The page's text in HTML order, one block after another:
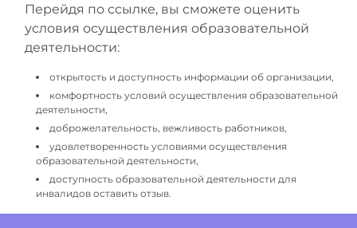
Перейдя по ссылке, вы сможете оценить
условия осуществления образовательной
деятельности:
открытость и доступность информации об организации,
комфортность условий осуществления образовательной
деятельности,
доброжелательность, вежливость работников,
удовлетворенность условиями осуществления
образовательной деятельности,
доступность образовательной деятельности для
инвалидов оставить отзыв.